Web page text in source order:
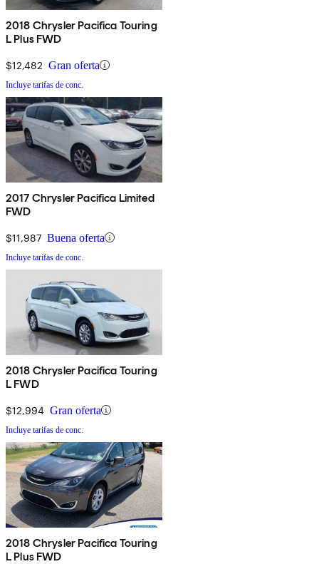
2018 Chrysler Pacifica Touring
L Plus FWD
$12,482 Gran oferta
Incluye tarifas de conc.
2017 Chrysler Pacifica Limited
FWD
$11,987 Buena oferta
Incluye tarifas de conc.
2018 Chrysler Pacifica Touring
L FWD
$12,994 Gran oferta
Incluye tarifas de conc.
2018 Chrysler Pacifica Touring
L Plus FWD